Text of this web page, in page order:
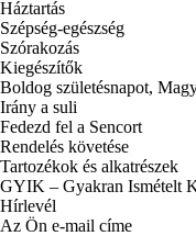
Háztartás
Szépség-egészség
Szórakozás
Kiegészítők
Boldog születésnapot,
Irány a suli
Fedezd fel a Sencort
Rendelés követése
Tartozékok és alkatrészek
GYIK – Gyakran Ismételt
Hírlevél
Az Ön e-mail címe